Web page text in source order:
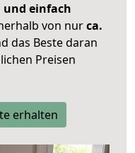
und einfach
von nurca.
das Beste daran
Preisen
erhalten